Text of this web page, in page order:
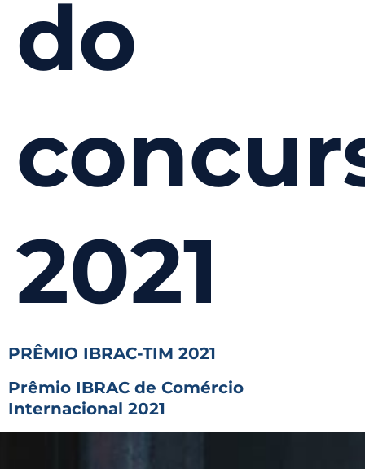
do
2021
PRÊMIO IBRAC-TIM 2021
Prêmio IBRAC de Comércio
Internacional 2021